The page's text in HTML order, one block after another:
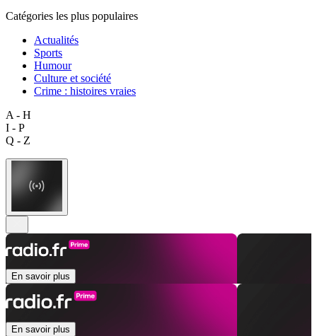
Catégories les plus populaires
Actualités
Sports
Humour
Culture et société
Crime : histoires vraies
A - H
I - P
Q - Z
En savoir plus
En savoir plus